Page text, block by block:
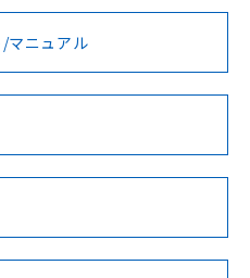
だく前に、以下を必ずお読
Cd Cr(VI)
BV型式承認
（フランス
KR型式
（韓国
No No
規格認証/適合状況ページへ
ページからご検索ください
マニュアル